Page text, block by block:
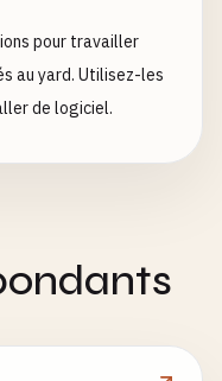
pour travailler
au yard. Utilisez-les
de logiciel.